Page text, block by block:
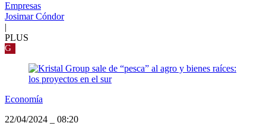
Empresas
Josimar Cóndor
|
PLUS
G
Economía
22/04/2024
08:20